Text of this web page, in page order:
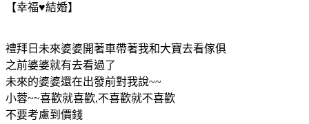
【幸福♥結婚】
禮拜日未來婆婆開著車帶著我和大寶去看傢俱
之前婆婆就有去看過了
未來的婆婆還在出發前對我說~~
小蓉~~喜歡就喜歡,不喜歡就不喜歡
不要考慮到價錢